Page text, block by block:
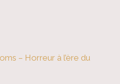
– Horreur à l’ère du